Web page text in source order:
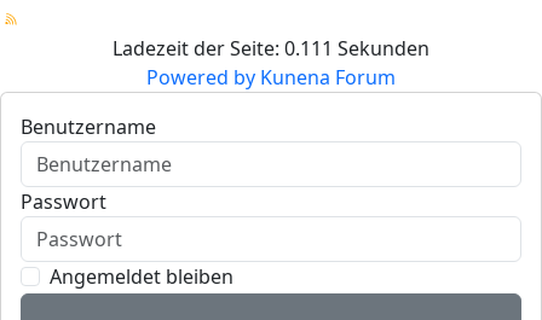
Ladezeit der Seite: 0.111 Sekunden
Powered by Kunena Forum
Benutzername
Passwort
Angemeldet bleiben